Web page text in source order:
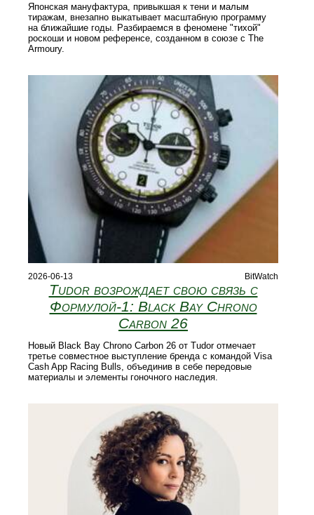
Японская мануфактура, привыкшая к тени и малым
тиражам, внезапно выкатывает масштабную программу
на ближайшие годы. Разбираемся в феномене "тихой"
роскоши и новом референсе, созданном в союзе с The
Armoury.
2026-06-13 BitWatch
Tudor возрождает свою связь с
Формулой‑1: Black Bay Chrono
Carbon 26
Новый Black Bay Chrono Carbon 26 от Tudor отмечает
третье совместное выступление бренда с командой Visa
Cash App Racing Bulls, объединив в себе передовые
материалы и элементы гоночного наследия.